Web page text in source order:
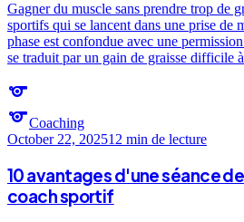
Gagner du muscle sans prendre trop de
sportifs qui se lancent dans une prise de
phase est confondue avec une
se traduit par un gain de graisse difficile
sports
sportsCoaching
October 22, 202512 min de lecture
10 avantages d'une séance
coach sportif